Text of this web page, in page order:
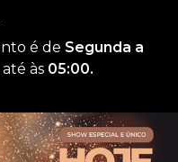
é de Segunda a
até às 05:00.